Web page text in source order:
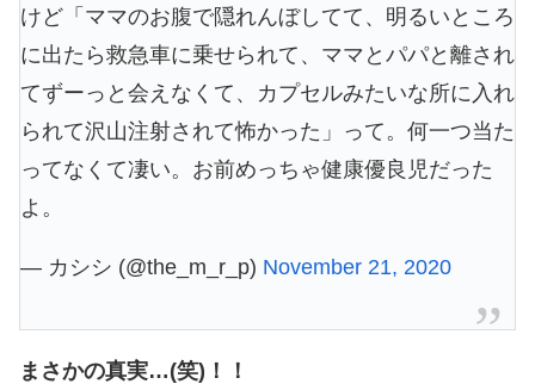
けど「ママのお腹で隠れんぼしてて、明るいところ
に出たら救急車に乗せられて、ママとパパと離され
てずーっと会えなくて、カプセルみたいな所に入れ
られて沢山注射されて怖かった」って。何一つ当た
ってなくて凄い。お前めっちゃ健康優良児だった
よ。
— カシシ (@the_m_r_p) November 21, 2020
まさかの真実…(笑)！！